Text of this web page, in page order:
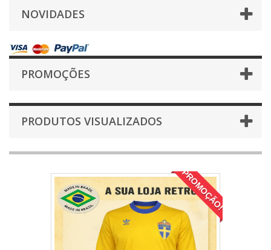
NOVIDADES
PROMOÇÕES
PRODUTOS VISUALIZADOS
PROMOÇÃO!